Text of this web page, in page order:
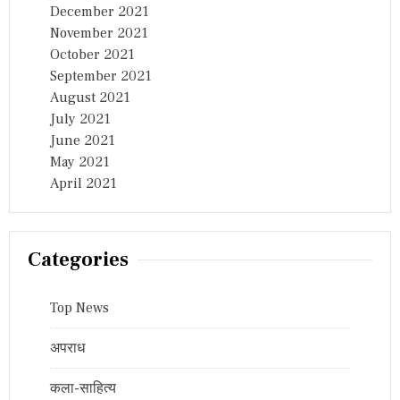
December 2021
November 2021
October 2021
September 2021
August 2021
July 2021
June 2021
May 2021
April 2021
Categories
Top News
अपराध
कला-साहित्य